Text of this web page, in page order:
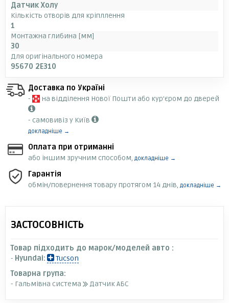
Датчик Холу
Кількість отворів для кріпллення
1
Монтажна глибина [мм]
30
Для оригінального номера
95670 2E310
Доставка по Україні
-
на відділення Нової Пошти або кур'єром до дверей
- самовивіз у Київ
докладніше →
Оплата при отриманні
або іншим зручним способом, докладніше →
Гарантія
обмін/повернення товару протягом 14 днів, докладніше →
ЗАСТОСОВНІСТЬ
Товар підходить до марок/моделей авто :
- Hyundai:
Tucson
Товарна група:
- Гальмівна система
Датчик АБС